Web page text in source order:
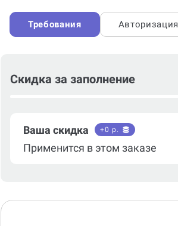
Требования Авторизация
Скидка за заполнение
Ваша скидка +0 р.
Применится в этом заказе